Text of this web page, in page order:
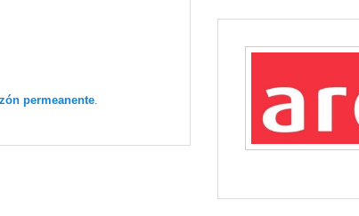
permeanente.